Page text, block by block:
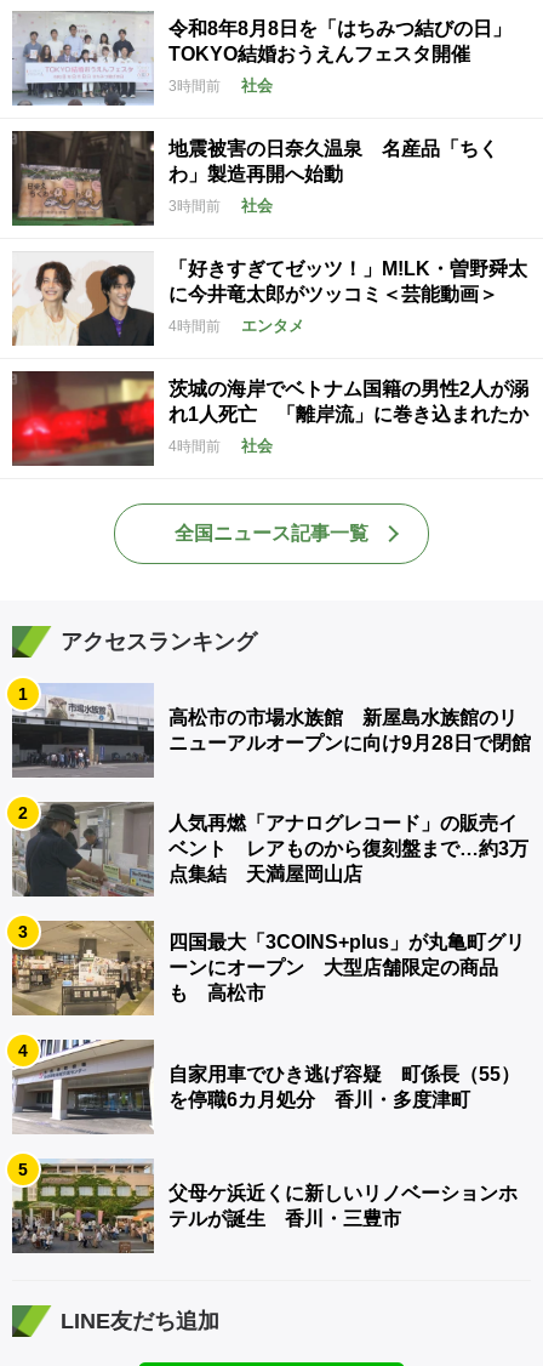
令和8年8月8日を「はちみつ結びの日」
TOKYO結婚おうえんフェスタ開催
3時間前 社会
地震被害の日奈久温泉 名産品「ちく
わ」製造再開へ始動
3時間前 社会
「好きすぎてゼッツ！」M!LK・曽野舜太
に今井竜太郎がツッコミ＜芸能動画＞
4時間前 エンタメ
茨城の海岸でベトナム国籍の男性2人が溺
れ1人死亡 「離岸流」に巻き込まれたか
4時間前 社会
全国ニュース記事一覧
アクセスランキング
1
高松市の市場水族館 新屋島水族館のリ
ニューアルオープンに向け9月28日で閉館
2
人気再燃「アナログレコード」の販売イ
ベント レアものから復刻盤まで…約3万
点集結 天満屋岡山店
3
四国最大「3COINS+plus」が丸亀町グリ
ーンにオープン 大型店舗限定の商品
も 高松市
4
自家用車でひき逃げ容疑 町係長（55）
を停職6カ月処分 香川・多度津町
5
父母ケ浜近くに新しいリノベーションホ
テルが誕生 香川・三豊市
LINE友だち追加